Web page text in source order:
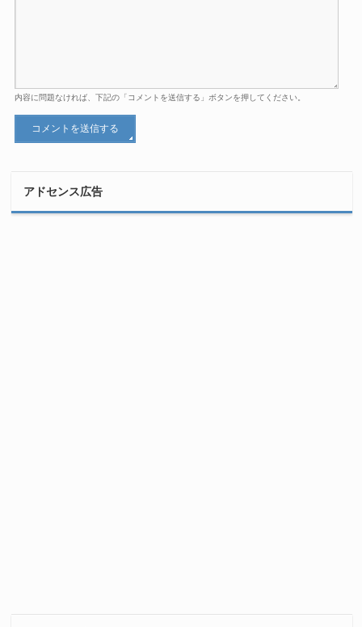
内容に問題なければ、下記の「コメントを送信する」ボタンを押してください。
アドセンス広告